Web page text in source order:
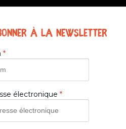
à la Newsletter
*
électronique *